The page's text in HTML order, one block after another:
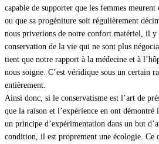
capable de supporter que les femmes meurent
ou que sa progéniture soit régulièrement
nous priverions de notre confort matériel, il y
conservation de la vie qui ne sont plus
tient que notre rapport à la médecine et à
nous soigne. C’est véridique sous un certain
entièrement.
Ainsi donc, si le conservatisme est l’art de
que la raison et l’expérience en ont
un principe d’expérimentation dans un but
condition, il est proprement une écologie. Ce